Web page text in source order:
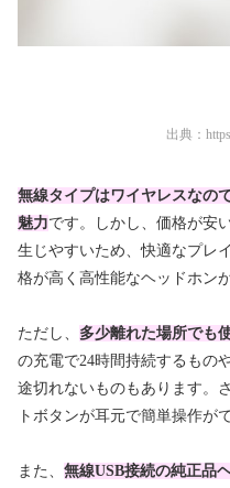
出典：
無線タイプはワイヤレスなの
魅力です。しかし、価格が安
生じやすいため、快適なプレ
格が高く高性能なヘッドホン
ただし、 多少離れた場所でも
の充電で24時間持続するもの
途切れないものもあります。
トボタンが耳元で簡単操作が
また、 無線USB接続の純正品